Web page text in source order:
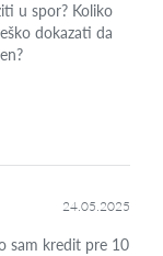
u spor? Koliko
dokazati da
24.05.2025
sam kredit pre 10